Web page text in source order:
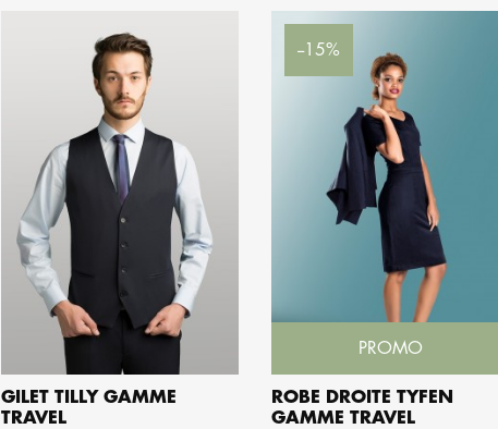
GILET TILLY GAMME
TRAVEL
--15%
PROMO
ROBE DROITE TYFEN
GAMME TRAVEL